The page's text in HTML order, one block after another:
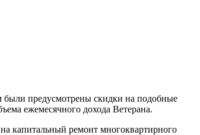
были предусмотрены скидки на подобные
ежемесячного дохода Ветерана.
капитальный ремонт многоквартирного